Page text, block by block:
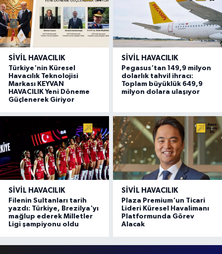
SIVIL HAVACILIK
Türkiye'nin Küresel
Havacılık Teknolojisi
Markası KEYVAN
HAVACILIK Yeni Döneme
Güçlenerek Giriyor
SIVIL HAVACILIK
Pegasus'tan 149,9 milyon
dolarlık tahvil ihracı:
Toplam büyüklük 649,9
milyon dolara ulaşıyor
SIVIL HAVACILIK
Filenin Sultanları tarih
yazdı: Türkiye, Brezilya'yı
mağlup ederek Milletler
Ligi şampiyonu oldu
SIVIL HAVACILIK
Plaza Premium'un Ticari
Lideri Küresel Havalimanı
Platformunda Görev
Alacak